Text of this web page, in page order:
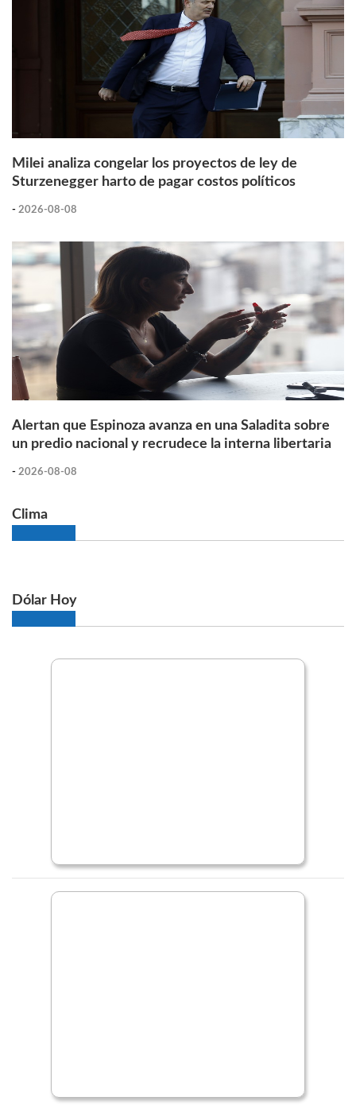
Milei analiza congelar los proyectos de ley de
Sturzenegger harto de pagar costos políticos
- 2026-08-08
Alertan que Espinoza avanza en una Saladita sobre
un predio nacional y recrudece la interna libertaria
- 2026-08-08
Clima
Dólar Hoy